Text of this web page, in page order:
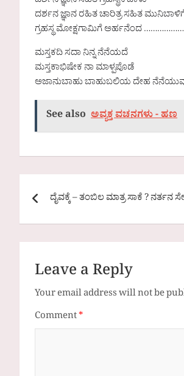
ದರ್ಶನ ಜ್ಞಾನ ರಹಿತ ಚಾರಿತ್ರ ಸಹಿತ
ಗ್ರಹಸ್ಥ ಮೋಕ್ಷಗಾಮಿಗೆ ಅರ್ಹನೆಂದ
ಮಸ್ತಕದಿ ಸದಾ ನಿನ್ನ ನೆನೆಯದೆ
ಮಸ್ತಕಾಭಿಷೇಕ ನಾ ಮಾಳ್ಪಪೊಡೆ
ಅಜಾನುಬಾಹು ಬಾಹುಬಲಿಯ ದೇಹ
See also ಅವ್ಯಕ್ತ ವಚನಗಳು - ಹಣ
Post
navigation
ದೈವಕ್ಕೆ – ತಂಬಿಲ ಮಾತ್ರ ಸಾಕೆ ? ನರ್ತನ
Leave a Reply
Your email address will not be
Comment*